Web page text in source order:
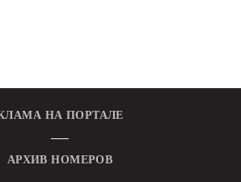
НА ПОРТАЛЕ
АРХИВ НОМЕРОВ